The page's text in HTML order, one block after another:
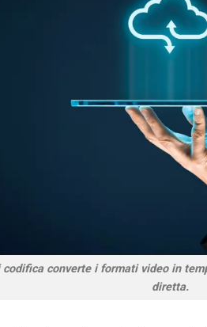
converte i formati video in
diretta.